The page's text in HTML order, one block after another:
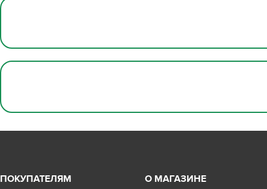
ПОКУПАТЕЛЯМ О МАГАЗИНЕ